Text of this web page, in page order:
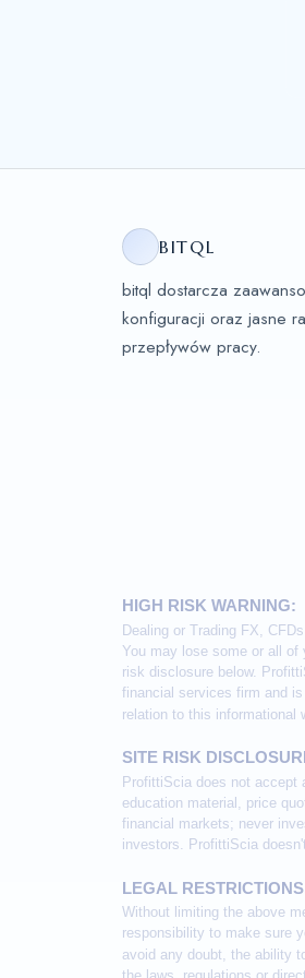
BITQL
bitql dostarcza
konfiguracji oraz jasne
przepływów pracy.